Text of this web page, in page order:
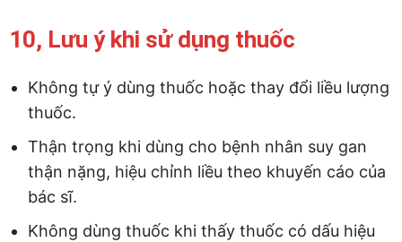
10, Lưu ý khi sử dụng thuốc
Không tự ý dùng thuốc hoặc thay đổi liều lượng
thuốc.
Thận trọng khi dùng cho bệnh nhân suy gan
thận nặng, hiệu chỉnh liều theo khuyến cáo của
bác sĩ.
Không dùng thuốc khi thấy thuốc có dấu hiệu